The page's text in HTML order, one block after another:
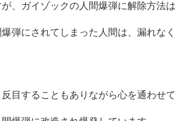
、ガイゾックの人間爆弾に解除方法は
弾にされてしまった人間は、漏れなく
目することもありながら心を通わせて